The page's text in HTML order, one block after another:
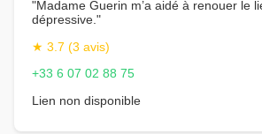
"Madame Guerin m’a aidé à renouer le
dépressive."
★ 3.7 (3 avis)
+33 6 07 02 88 75
Lien non disponible